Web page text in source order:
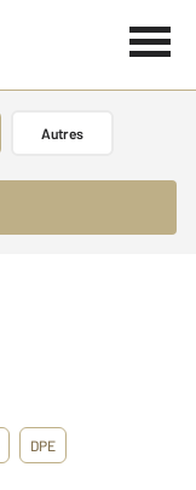
Autres
DPE